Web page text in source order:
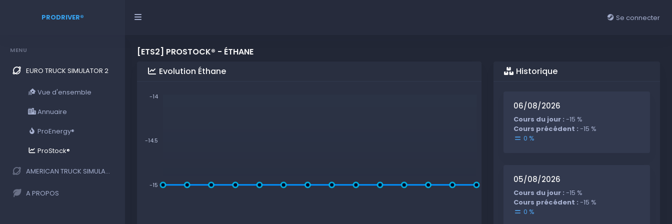
PRODRIVER® Se connecter
MENU
EURO TRUCK SIMULATOR 2
Vue d'ensemble
Annuaire
ProEnergy®
ProStock®
AMERICAN TRUCK SIMULATOR
A PROPOS
[ETS2] PROSTOCK® - ÉTHANE
Evolution Éthane
-14
-14.5
-15
Historique
06/08/2026
Cours du jour :-15 %
Cours précédent :-15 %
0 %
05/08/2026
Cours du jour :-15 %
Cours précédent :-15 %
0 %